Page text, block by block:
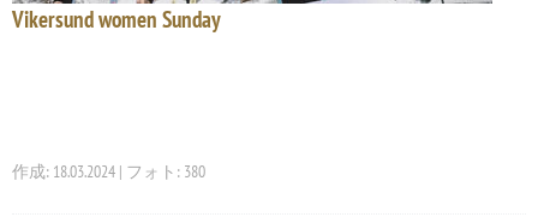
Vikersund women Sunday
作成: 18.03.2024 | フォト: 380